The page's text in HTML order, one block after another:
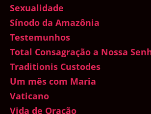
Sexualidade
Sínodo da Amazônia
Testemunhos
Total Consagração a Nossa
Traditionis Custodes
Um mês com Maria
Vaticano
Vida de Oração